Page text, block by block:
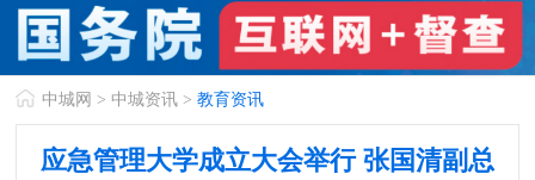
中城网 > 中城资讯 >教育资讯
应急管理大学成立大会举行 张国清副总